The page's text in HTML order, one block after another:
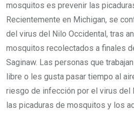
mosquitos es prevenir las
Recientemente en Michigan, se
del virus del Nilo Occidental, tras
mosquitos recolectados a finales
Saginaw. Las personas que
libre o les gusta pasar tiempo al
riesgo de infección por el virus del
las picaduras de mosquitos y los